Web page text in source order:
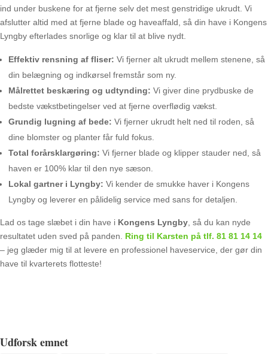
ind under buskene for at fjerne selv det mest genstridige ukrudt. Vi
afslutter altid med at fjerne blade og haveaffald, så din have i Kongens
Lyngby efterlades snorlige og klar til at blive nydt.
Effektiv rensning af fliser: Vi fjerner alt ukrudt mellem stenene, så
din belægning og indkørsel fremstår som ny.
Målrettet beskæring og udtynding: Vi giver dine prydbuske de
bedste vækstbetingelser ved at fjerne overflødig vækst.
Grundig lugning af bede: Vi fjerner ukrudt helt ned til roden, så
dine blomster og planter får fuld fokus.
Total forårsklargøring: Vi fjerner blade og klipper stauder ned, så
haven er 100% klar til den nye sæson.
Lokal gartner i Lyngby: Vi kender de smukke haver i Kongens
Lyngby og leverer en pålidelig service med sans for detaljen.
Lad os tage slæbet i din have i Kongens Lyngby , så du kan nyde
resultatet uden sved på panden. Ring til Karsten på tlf. 81 81 14 14
– jeg glæder mig til at levere en professionel haveservice, der gør din
have til kvarterets flotteste!
Udforsk emnet